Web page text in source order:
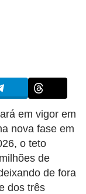
em vigor em
nova fase em
o teto
de
de fora
dos três